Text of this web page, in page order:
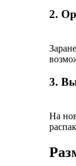
2.
3.
На